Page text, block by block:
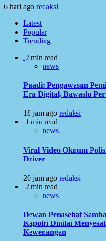
6 hari ago redaksi
Latest
Popular
Trending
2 min read
news
Puadi: Pengawasan
Era Digital, Bawaslu
18 jam ago redaksi
1 min read
news
Viral Video Oknum
Driver
20 jam ago redaksi
2 min read
news
Dewan Penasehat
Kapolri Dinilai
Kewenangan